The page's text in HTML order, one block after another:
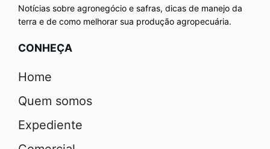
Notícias sobre agronegócio e safras, dicas de manejo da
terra e de como melhorar sua produção agropecuária.
CONHEÇA
Home
Quem somos
Expediente